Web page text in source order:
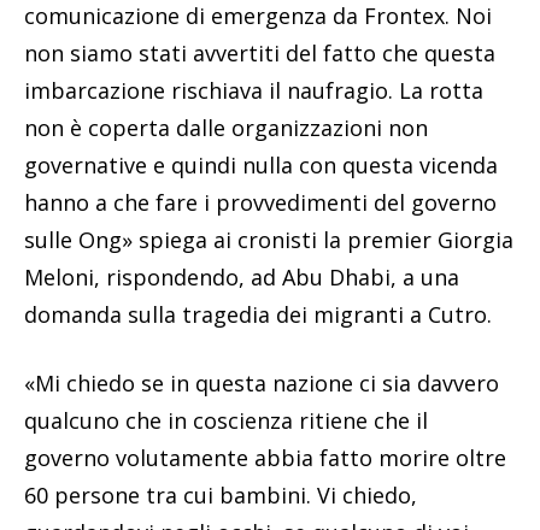
comunicazione di emergenza da Frontex. Noi
non siamo stati avvertiti del fatto che questa
imbarcazione rischiava il naufragio. La rotta
non è coperta dalle organizzazioni non
governative e quindi nulla con questa vicenda
hanno a che fare i provvedimenti del governo
sulle Ong» spiega ai cronisti la premier Giorgia
Meloni, rispondendo, ad Abu Dhabi, a una
domanda sulla tragedia dei migranti a Cutro.
«Mi chiedo se in questa nazione ci sia davvero
qualcuno che in coscienza ritiene che il
governo volutamente abbia fatto morire oltre
60 persone tra cui bambini. Vi chiedo,